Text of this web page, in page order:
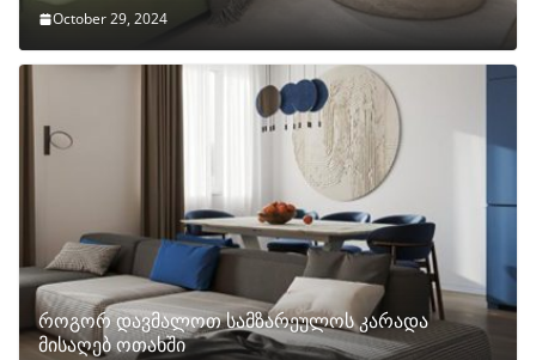
October 29, 2024
როგორ დავმალოთ სამზარეულოს კარადა
მისაღებ ოთახში